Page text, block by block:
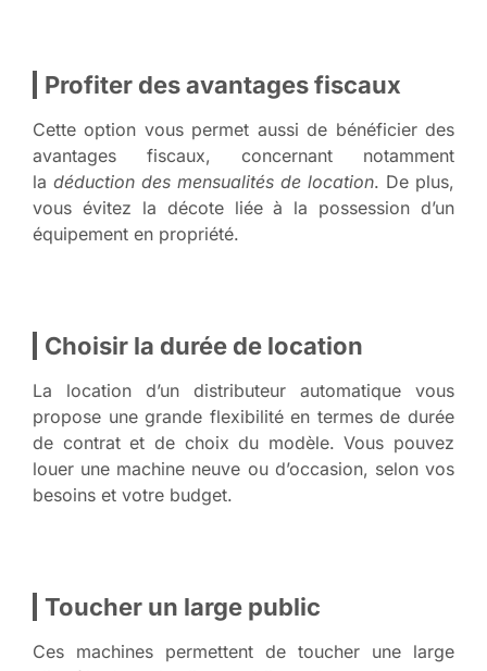
Profiter des avantages fiscaux
Cette option vous permet aussi de bénéficier des
avantages fiscaux, concernant notamment
la déduction des mensualités de location. De plus,
vous évitez la décote liée à la possession d’un
équipement en propriété.
Choisir la durée de location
La location d’un distributeur automatique vous
propose une grande flexibilité en termes de durée
de contrat et de choix du modèle. Vous pouvez
louer une machine neuve ou d’occasion, selon vos
besoins et votre budget.
Toucher un large public
Ces machines permettent de toucher une large